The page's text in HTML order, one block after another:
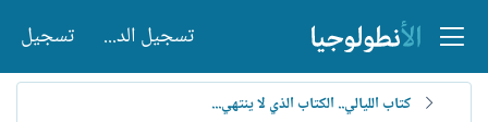
تسجيل الدخول تسجيل
كتاب الليالي.. الكتاب الذي لا ينتهي...